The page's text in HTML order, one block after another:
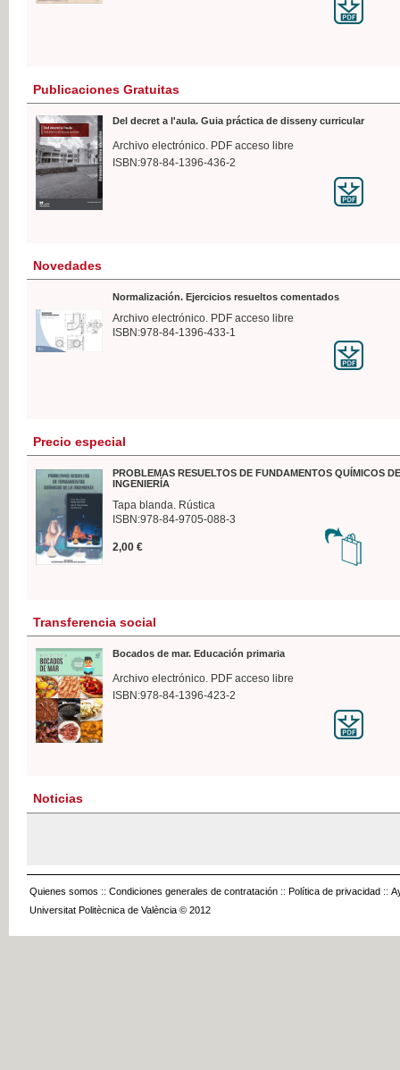
Publicaciones Gratuitas
Del decret a l'aula. Guia práctica de disseny curricular
Archivo electrónico. PDF acceso libre
ISBN:978-84-1396-436-2
Novedades
Normalización. Ejercicios resueltos comentados
Archivo electrónico. PDF acceso libre
ISBN:978-84-1396-433-1
Precio especial
PROBLEMAS RESUELTOS DE FUNDAMENTOS QUÍMICOS
INGENIERÍA
Tapa blanda. Rústica
ISBN:978-84-9705-088-3
2,00 €
Transferencia social
Bocados de mar. Educación primaria
Archivo electrónico. PDF acceso libre
ISBN:978-84-1396-423-2
Noticias
Quienes somos :: Condiciones generales de contratación :: Política de privacidad ::
Universitat Politècnica de València © 2012